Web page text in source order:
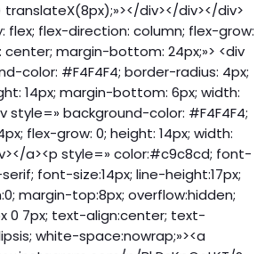
div></div></div>
flex; flex-direction: column; flex-grow:
margin-bottom: 24px;»> <div
color: #F4F4F4; border-radius: 4px;
14px; margin-bottom: 6px; width:
style=» background-color: #F4F4F4;
flex-grow: 0; height: 14px; width:
a><p style=» color:#c9c8cd; font-
font-size:14px; line-height:17px;
margin-top:8px; overflow:hidden;
0 7px; text-align:center; text-
white-space:nowrap;»><a